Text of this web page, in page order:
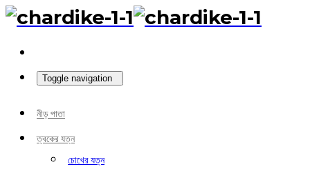
Toggle navigation
নীড় পাতা
ত্বকের যত্ন
চোখের যত্ন